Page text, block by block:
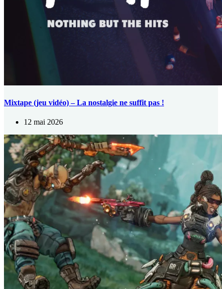
Mixtape (jeu vidéo) – La nostalgie ne suffit pas !
12 mai 2026